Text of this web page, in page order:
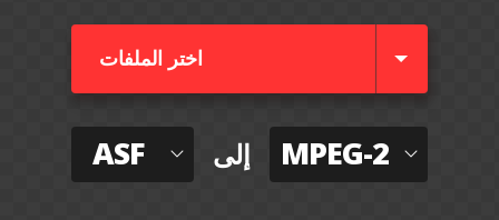
اختر الملفات
ASF إلى MPEG-2